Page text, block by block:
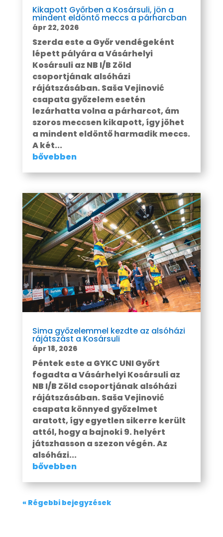
Kikapott Győrben a Kosársuli, jön a
mindent eldöntő meccs a párharcban
ápr 22, 2026
Szerda este a Győr vendégeként
lépett pályára a Vásárhelyi
Kosársuli az NB I/B Zöld
csoportjának alsóházi
rájátszásában. Saša Vejinović
csapata győzelem esetén
lezárhatta volna a párharcot, ám
szoros meccsen kikapott, így jöhet
a mindent eldöntő harmadik meccs.
A két...
bővebben
Sima győzelemmel kezdte az alsóházi
rájátszást a Kosársuli
ápr 18, 2026
Péntek este a GYKC UNI Győrt
fogadta a Vásárhelyi Kosársuli az
NB I/B Zöld csoportjának alsóházi
rájátszásában. Saša Vejinović
csapata könnyed győzelmet
aratott, így egyetlen sikerre került
attól, hogy a bajnoki 9. helyért
játszhasson a szezon végén. Az
alsóházi...
bővebben
« Régebbi bejegyzések